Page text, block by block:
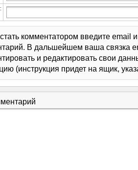
комментатором введите email
В дальшейшем ваша связка
и редактировать свои
(инструкция придет на ящик,